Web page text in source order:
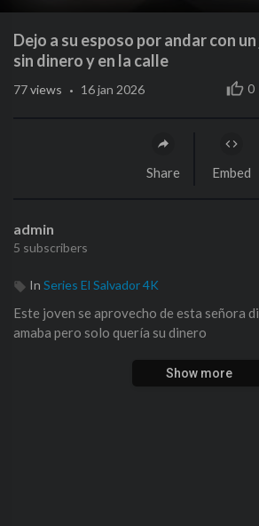
Dejo a su esposo por andar con
sin dinero y en la calle
0
77views · 16 jan 2026
Share Embed
admin
5 subscribers
In Series El Salvador 4K
Este joven se aprovecho de esta señora
amaba pero solo quería su dinero
Show more